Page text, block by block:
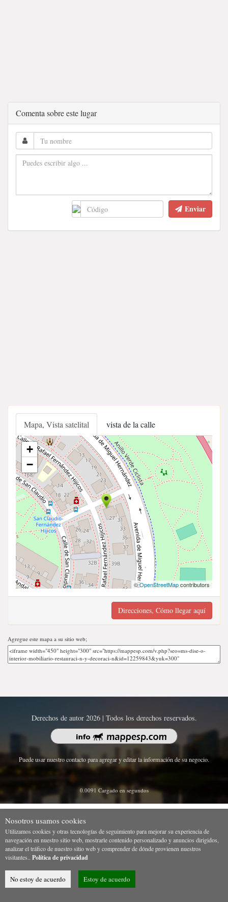
Comenta sobre este lugar
Enviar
Mapa, Vista satelital vista de la calle
+
−
©OpenStreetMapcontributors
Direcciones, Cómo llegar aquí
Agregue este mapa a su sitio web;
Derechos de autor 2026 | Todos los derechos reservados.
Puede usar nuestro contacto para agregar y editar la información de su negocio.
0.0091 Cargado en segundos
Nosotros usamos cookies
Utilizamos cookies y otras tecnologías de seguimiento para mejorar su experiencia de
navegación en nuestro sitio web, mostrarle contenido personalizado y anuncios dirigidos,
analizar el tráfico de nuestro sitio web y comprender de dónde provienen nuestros
visitantes.. Política de privacidad
No estoy de acuerdo Estoy de acuerdo